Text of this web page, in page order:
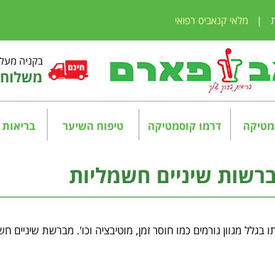
| מלאי קנאביס רפואי
בקניה מעל 399 ₪
דרמו קוסמטיקה טיפוח השיער בריאות
שיניים חשמליות
מגוון גורמים כמו חוסר זמן, מוטיבציה וכו'. מברשת שיניים